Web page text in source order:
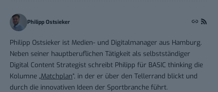
Philipp Ostsieker
Philipp Ostsieker ist Medien- und Digitalmanager aus Hamburg.
Neben seiner hauptberuflichen Tätigkeit als selbstständiger
Digital Content Strategist schreibt Philipp für BASIC thinking die
Kolumne „Matchplan“, in der er über den Tellerrand blickt und
durch die innovativen Ideen der Sportbranche führt.